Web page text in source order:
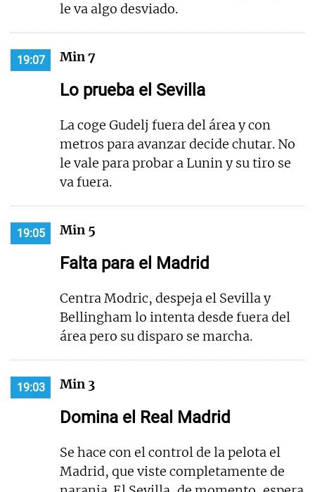
le va algo desviado.
19:07 Min 7
Lo prueba el Sevilla
La coge Gudelj fuera del área y con
metros para avanzar decide chutar. No
le vale para probar a Lunin y su tiro se
va fuera.
19:05 Min 5
Falta para el Madrid
Centra Modric, despeja el Sevilla y
Bellingham lo intenta desde fuera del
área pero su disparo se marcha.
19:03 Min 3
Domina el Real Madrid
Se hace con el control de la pelota el
Madrid, que viste completamente de